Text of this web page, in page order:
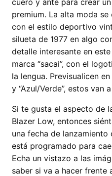
premium. La alta moda
con el estilo deportivo
silueta de 1977 en algo
detalle interesante en este
marca “sacai”, con el
la lengua. Previsualicen
y “Azul/Verde”, estos van
Si te gusta el aspecto de
Blazer Low, entonces
una fecha de
está programado para
Echa un vistazo a las
saber si va a hacer frente